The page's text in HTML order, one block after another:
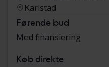
Karlstad
Førende bud
Med finansiering
Køb direkte